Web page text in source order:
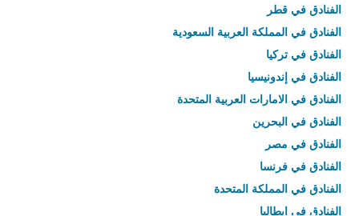
الفنادق في قطر
الفنادق في المملكة العربية السعودية
الفنادق في تركيا
الفنادق في إندونيسيا
الفنادق في الامارات العربية المتحدة
الفنادق في البحرين
الفنادق في مصر
الفنادق في فرنسا
الفنادق في المملكة المتحدة
الفنادق في إيطاليا